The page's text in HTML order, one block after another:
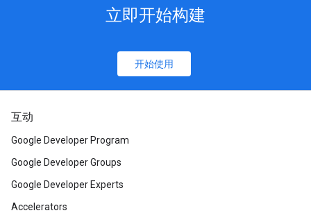
立即开始构建
开始使用
互动
Google Developer Program
Google Developer Groups
Google Developer Experts
Accelerators